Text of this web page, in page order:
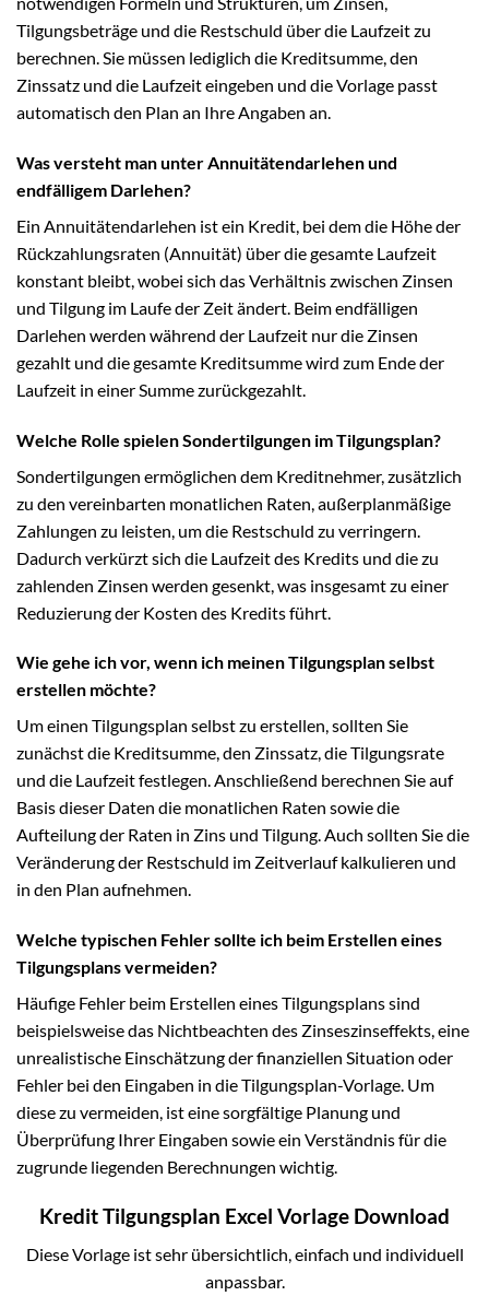
Tilgungsbeträge und die Restschuld über die Laufzeit zu
berechnen. Sie müssen lediglich die Kreditsumme, den
Zinssatz und die Laufzeit eingeben und die Vorlage passt
automatisch den Plan an Ihre Angaben an.
Was versteht man unter Annuitätendarlehen und
endfälligem Darlehen?
Ein Annuitätendarlehen ist ein Kredit, bei dem die Höhe der
Rückzahlungsraten (Annuität) über die gesamte Laufzeit
konstant bleibt, wobei sich das Verhältnis zwischen Zinsen
und Tilgung im Laufe der Zeit ändert. Beim endfälligen
Darlehen werden während der Laufzeit nur die Zinsen
gezahlt und die gesamte Kreditsumme wird zum Ende der
Laufzeit in einer Summe zurückgezahlt.
Welche Rolle spielen Sondertilgungen im Tilgungsplan?
Sondertilgungen ermöglichen dem Kreditnehmer, zusätzlich
zu den vereinbarten monatlichen Raten, außerplanmäßige
Zahlungen zu leisten, um die Restschuld zu verringern.
Dadurch verkürzt sich die Laufzeit des Kredits und die zu
zahlenden Zinsen werden gesenkt, was insgesamt zu einer
Reduzierung der Kosten des Kredits führt.
Wie gehe ich vor, wenn ich meinen Tilgungsplan selbst
erstellen möchte?
Um einen Tilgungsplan selbst zu erstellen, sollten Sie
zunächst die Kreditsumme, den Zinssatz, die Tilgungsrate
und die Laufzeit festlegen. Anschließend berechnen Sie auf
Basis dieser Daten die monatlichen Raten sowie die
Aufteilung der Raten in Zins und Tilgung. Auch sollten Sie die
Veränderung der Restschuld im Zeitverlauf kalkulieren und
in den Plan aufnehmen.
Welche typischen Fehler sollte ich beim Erstellen eines
Tilgungsplans vermeiden?
Häufige Fehler beim Erstellen eines Tilgungsplans sind
beispielsweise das Nichtbeachten des Zinseszinseffekts, eine
unrealistische Einschätzung der finanziellen Situation oder
Fehler bei den Eingaben in die Tilgungsplan-Vorlage. Um
diese zu vermeiden, ist eine sorgfältige Planung und
Überprüfung Ihrer Eingaben sowie ein Verständnis für die
zugrunde liegenden Berechnungen wichtig.
Kredit Tilgungsplan Excel Vorlage Download
Diese Vorlage ist sehr übersichtlich, einfach und individuell
anpassbar.